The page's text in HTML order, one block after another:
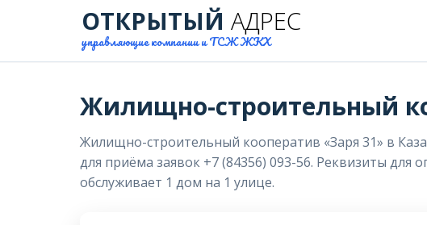
ОТКРЫТЫЙ АДРЕС
управляющие компании и ТСЖ ЖКХ
Жилищно-строительный
Жилищно-строительный кооператив «Заря 31» в
для приёма заявок +7 (84356) 093-56. Реквизиты для
обслуживает 1 дом на 1 улице.